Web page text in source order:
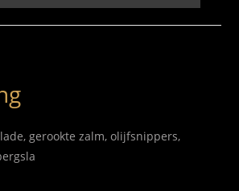
gerookte zalm, olijfsnippers,